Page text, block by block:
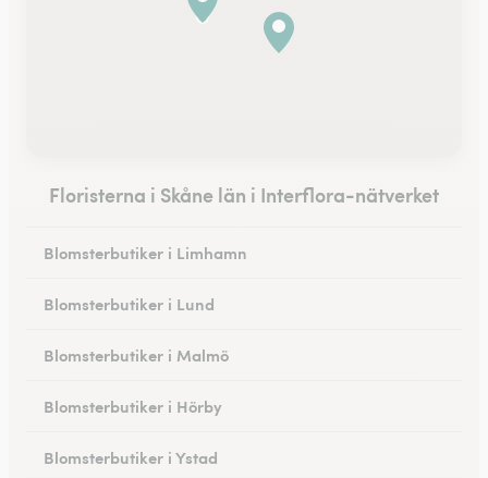
Floristerna i Skåne län i Interflora-nätverket
Blomsterbutiker i Limhamn
Blomsterbutiker i Lund
Blomsterbutiker i Malmö
Blomsterbutiker i Hörby
Blomsterbutiker i Ystad